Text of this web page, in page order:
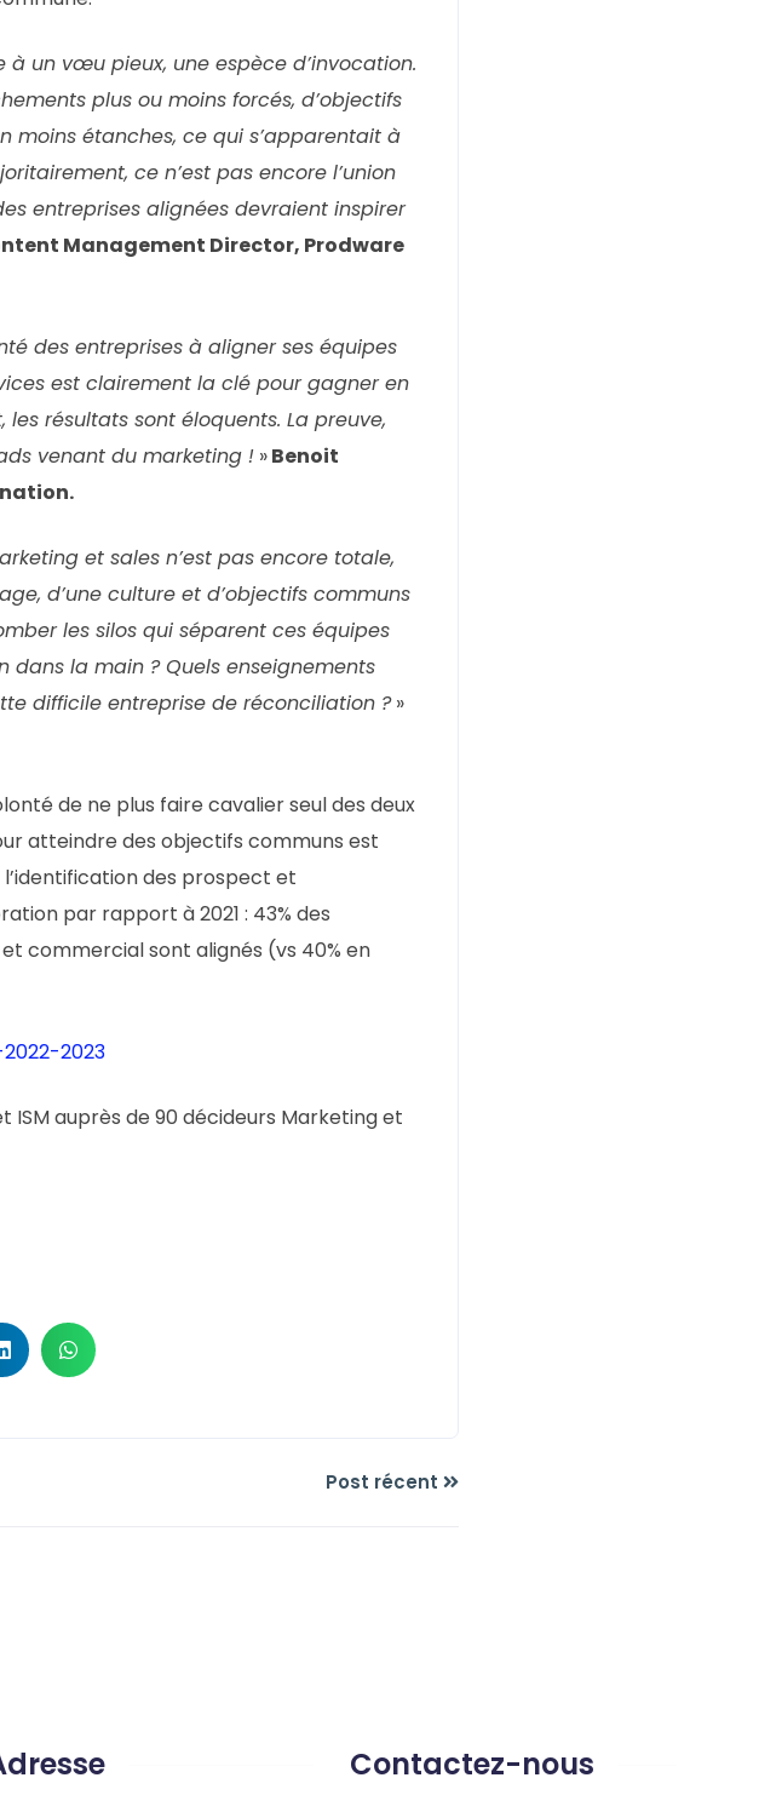
un vœu pieux, une espèce d’invocation.
plus ou moins forcés, d’objectifs
moins étanches, ce qui s’apparentait à
ce n’est pas encore l’union
entreprises alignées devraient inspirer
Management Director, Prodware
des entreprises à aligner ses équipes
est clairement la clé pour gagner en
résultats sont éloquents. La preuve,
venant du marketing ! »Benoit
et sales n’est pas encore totale,
d’une culture et d’objectifs communs
les silos qui séparent ces équipes
la main ? Quels enseignements
difficile entreprise de réconciliation ?»
de ne plus faire cavalier seul des deux
atteindre des objectifs communs est
des prospect et
par rapport à 2021 : 43% des
commercial sont alignés (vs 40% en
2023
ISM auprès de 90 décideurs Marketing et
Post récent
Contactez-nous